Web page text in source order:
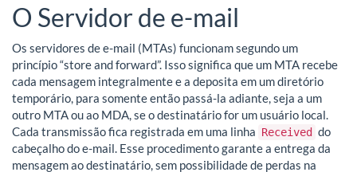
O Servidor de e-mail
Os servidores de e-mail (MTAs) funcionam segundo um
princípio “store and forward”. Isso significa que um MTA recebe
cada mensagem integralmente e a deposita em um diretório
temporário, para somente então passá-la adiante, seja a um
outro MTA ou ao MDA, se o destinatário for um usuário local.
Cada transmissão fica registrada em uma linha Received do
cabeçalho do e-mail. Esse procedimento garante a entrega da
mensagem ao destinatário, sem possibilidade de perdas na